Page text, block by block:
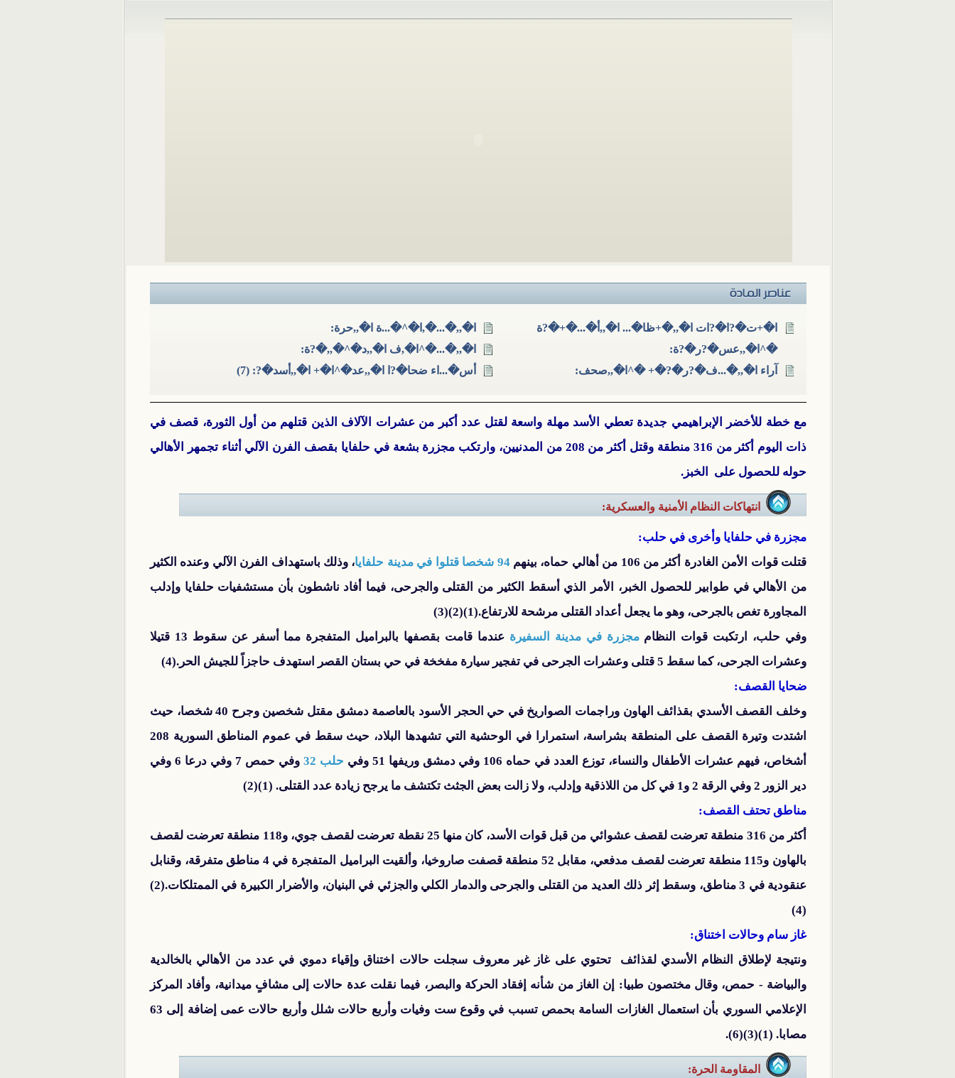
هل تثبت الوفاةُ بشهادةِ رجلٍ...
ا�+ت�?ا�?ات ا�,,�+ظا�... ا�,,أ�...�+�?ة
�^ا�,,عس�?ر�?ة:
ا�,,�...�,ا�^�...ة ا�,,حرة:
ا�,,�...�^ا�,ف ا�,,د�^�,,�?ة:
آراء ا�,,�...ف�?ر�?�+ �^ا�,,صحف:
أس�...اء ضحا�?ا ا�,,عد�^ا�+ ا�,,أسد�?: (7)
مع خطة للأخضر الإبراهيمي جديدة تعطي الأسد مهلة واسعة لقتل عدد أكبر من عشرات الآلاف الذين قتلهم من أول الثورة، قصف في
ذات اليوم أكثر من 316 منطقة وقتل أكثر من 208 من المدنيين، وارتكب مجزرة بشعة في حلفايا بقصف الفرن الآلي أثناء تجمهر الأهالي
حوله للحصول على الخبز.
انتهاكات النظام الأمنية والعسكرية:
مجزرة في حلفايا وأخرى في حلب:
قتلت قوات الأمن الغادرة أكثر من 106 من أهالي حماه، بينهم
94 شخصا قتلوا في مدينة حلفايا
، وذلك باستهداف الفرن الآلي وعنده الكثير
من الأهالي في طوابير للحصول الخبر، الأمر الذي أسقط الكثير من القتلى والجرحى، فيما أفاد ناشطون بأن مستشفيات حلفايا وإدلب
المجاورة تغص بالجرحى، وهو ما يجعل أعداد القتلى مرشحة للارتفاع.(1)(2)(3)
وفي حلب، ارتكبت قوات النظاممجزرة في مدينة السفيرة
عندما قامت بقصفها بالبراميل المتفجرة مما أسفر عن سقوط 13 قتيلا
وعشرات الجرحى، كما سقط 5 قتلى وعشرات الجرحى في تفجير سيارة مفخخة في حي بستان القصر استهدف حاجزاً للجيش الحر.(4)
ضحايا القصف:
وخلف القصف الأسدي بقذائف الهاون وراجمات الصواريخ في حي الحجر الأسود بالعاصمة دمشق مقتل شخصين وجرح 40 شخصا، حيث
اشتدت وتيرة القصف على المنطقة بشراسة، استمرارا في الوحشية التي تشهدها البلاد، حيث سقط في عموم المناطق السورية 208
أشخاص، فيهم عشرات الأطفال والنساء، توزع العدد في حماه 106 وفي دمشق وريفها 51 وفي
حلب 32
وفي حمص 7 وفي درعا 6 وفي
دير الزور 2 وفي الرقة 2 و1 في كل من اللاذقية وإدلب، ولا زالت بعض الجثث تكتشف ما يرجح زيادة عدد القتلى. (1)(2)
مناطق تحتف القصف:
أكثر من 316 منطقة تعرضت لقصف عشوائي من قبل قوات الأسد، كان منها 25 نقطة تعرضت لقصف جوي، و118 منطقة تعرضت لقصف
بالهاون و115 منطقة تعرضت لقصف مدفعي، مقابل 52 منطقة قصفت صاروخيا، وألقيت البراميل المتفجرة في 4 مناطق متفرقة، وقنابل
عنقودية في 3 مناطق، وسقط إثر ذلك العديد من القتلى والجرحى والدمار الكلي والجزئي في البنيان، والأضرار الكبيرة في الممتلكات.(2)
(4)
غاز سام وحالات اختناق:
ونتيجة لإطلاق النظام الأسدي لقذائف تحتوي على غاز غير معروف سجلت حالات اختناق وإقياء دموي في عدد من الأهالي بالخالدية
والبياضة - حمص، وقال مختصون طبيا: إن الغاز من شأنه إفقاد الحركة والبصر، فيما نقلت عدة حالات إلى مشافٍ ميدانية، وأفاد المركز
الإعلامي السوري بأن استعمال الغازات السامة بحمص تسبب في وقوع ست وفيات وأربع حالات شلل وأربع حالات عمى إضافة إلى 63
مصابا. (1)(3)(6).
المقاومة الحرة: